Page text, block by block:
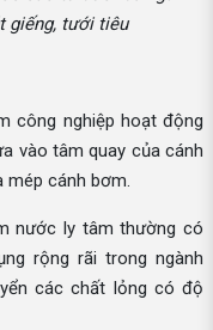
giếng, tưới tiêu
công nghiệp hoạt động
vào tâm quay của cánh
mép cánh bơm.
nước ly tâm thường có
rộng rãi trong ngành
các chất lỏng có độ